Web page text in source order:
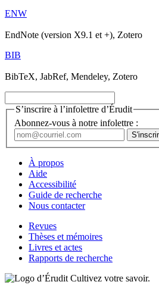
ENW
EndNote (version X9.1 et +), Zotero
BIB
BibTeX, JabRef, Mendeley, Zotero
S’inscrire à l’infolettre d’Érudit
Abonnez-vous à notre infolettre :
À propos
Aide
Accessibilité
Guide de recherche
Nous contacter
Revues
Thèses et mémoires
Livres et actes
Rapports de recherche
Cultivez votre savoir.